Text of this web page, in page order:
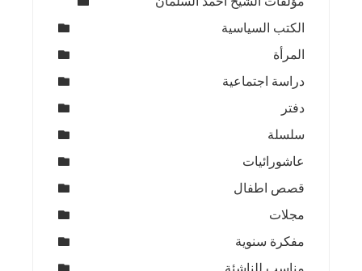
الكتب السياسية
المرأة
دراسة اجتماعية
دفتر
سلسلة
عاشورائيات
قصص اطفال
مجلات
مفكرة سنوية
مناسب للناشئة